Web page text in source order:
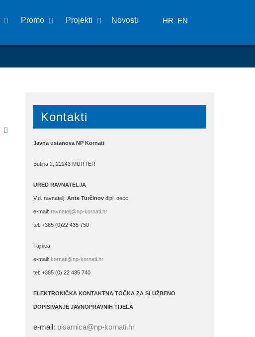
Promo Projekti Novosti HR EN
Kontakti
Javna ustanova NP Kornati
Butina 2, 22243 MURTER
URED RAVNATELJA
V.d. ravnatelj: Ante Turčinov dipl. oecc
e-mail: ravnatelj@np-kornati.hr
tel: +385 (0)22 435 750
Tajnica
e-mail: kornati@np-kornati.hr
tel: +385 (0) 22 435 740
ELEKTRONIČKA KONTAKTNA TOČKA ZA SLUŽBENO
DOPISIVANJE JAVNOPRAVNIH TIJELA
e-mail: pisarnica@np-kornati.hr